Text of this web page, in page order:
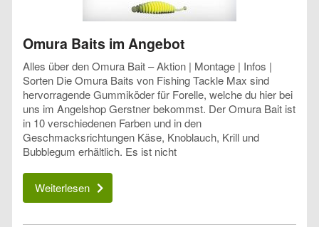
Omura Baits im Angebot
Alles über den Omura Bait – Aktion | Montage | Infos |
Sorten Die Omura Baits von Fishing Tackle Max sind
hervorragende Gummiköder für Forelle, welche du hier bei
uns im Angelshop Gerstner bekommst. Der Omura Bait ist
in 10 verschiedenen Farben und in den
Geschmacksrichtungen Käse, Knoblauch, Krill und
Bubblegum erhältlich. Es ist nicht
Weiterlesen